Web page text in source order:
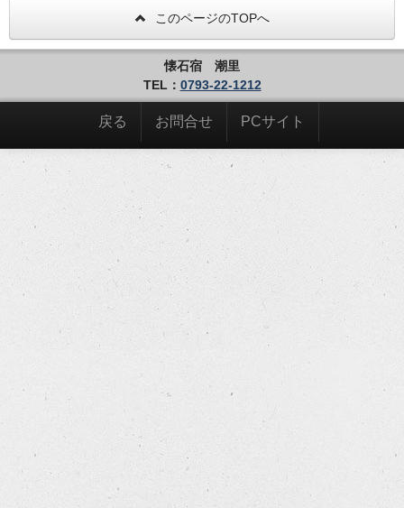
このページのTOPへ
懐石宿 潮里
TEL： 0793-22-1212
戻る お問合せ PCサイト